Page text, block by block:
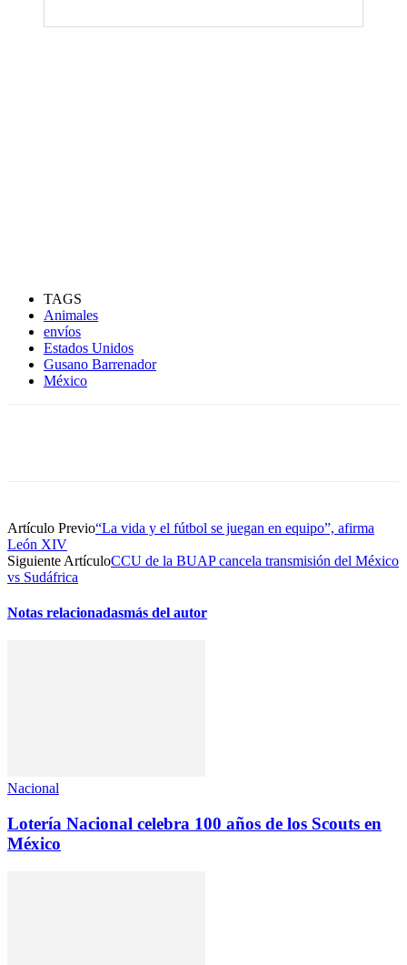
TAGS
Animales
envíos
Estados Unidos
Gusano Barrenador
México
Artículo Previo“La vida y el fútbol se juegan en equipo”, afirma
León XIV
Siguiente ArtículoCCU de la BUAP cancela transmisión del México
vs Sudáfrica
Notas relacionadasmás del autor
Nacional
Lotería Nacional celebra 100 años de los Scouts en
México